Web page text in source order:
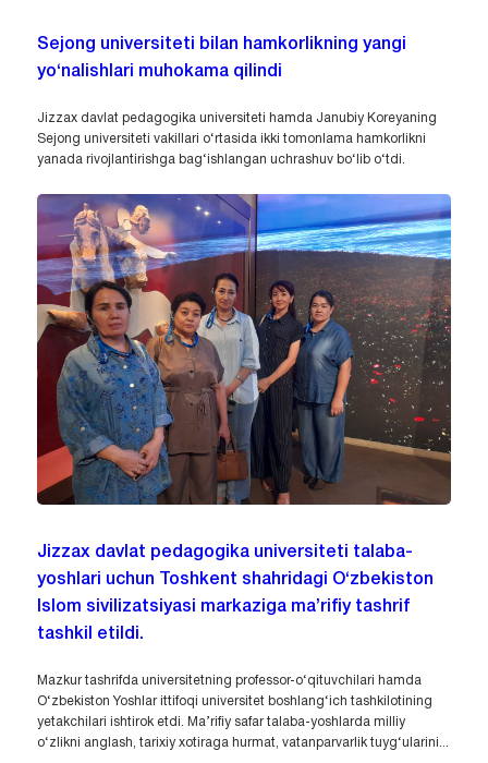
Sejong universiteti bilan hamkorlikning yangi
yo‘nalishlari muhokama qilindi
Jizzax davlat pedagogika universiteti hamda Janubiy Koreyaning
Sejong universiteti vakillari o‘rtasida ikki tomonlama hamkorlikni
yanada rivojlantirishga bag‘ishlangan uchrashuv bo‘lib o‘tdi.
Jizzax davlat pedagogika universiteti talaba-
yoshlari uchun Toshkent shahridagi O‘zbekiston
Islom sivilizatsiyasi markaziga ma’rifiy tashrif
tashkil etildi.
Mazkur tashrifda universitetning professor-o‘qituvchilari hamda
O‘zbekiston Yoshlar ittifoqi universitet boshlang‘ich tashkilotining
yetakchilari ishtirok etdi. Ma’rifiy safar talaba-yoshlarda milliy
o‘zlikni anglash, tarixiy xotiraga hurmat, vatanparvarlik tuyg‘ularini...